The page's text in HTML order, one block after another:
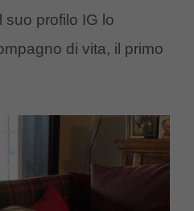
suo profilo IG lo
di vita, il primo